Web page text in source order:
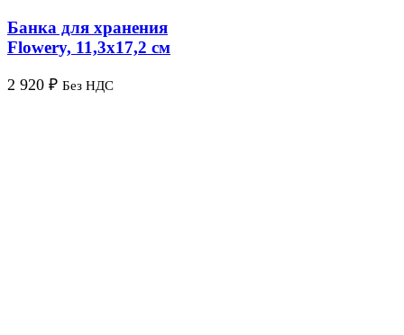
Банка для хранения
Flowery, 11,3х17,2 см
2 920 ₽ Без НДС